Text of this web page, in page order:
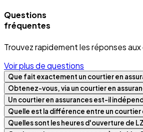
Questions
fréquentes
Trouvez rapidement les réponses
Voir plus de questions
Que fait exactement un courtier en
Obtenez-vous, via un courtier en
Un courtier en assurances est-il
Quelle est la différence entre un